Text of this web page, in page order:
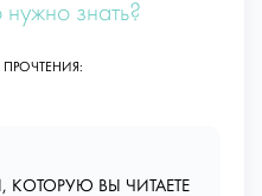
знать?
ПРОЧТЕНИЯ:
КОТОРУЮ ВЫ ЧИТАЕТЕ